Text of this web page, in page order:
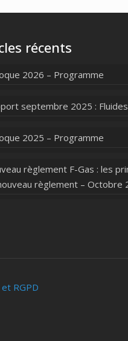
récents
2026 – Programme
septembre 2025 :
2025 – Programme
règlement F-Gas : les
règlement – Octobre
RGPD